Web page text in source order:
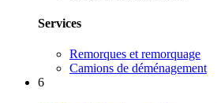
Services
Remorques et remorquage
Camions de déménagement
6